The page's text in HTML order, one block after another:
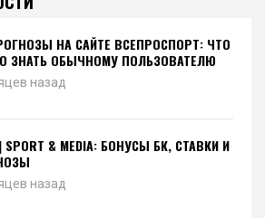
НА САЙТЕ ВСЕПРОСПОРТ: ЧТО
ЗНАТЬ ОБЫЧНОМУ ПОЛЬЗОВАТЕЛЮ
назад
SPORT & MEDIA: БОНУСЫ БК, СТАВКИ И
назад